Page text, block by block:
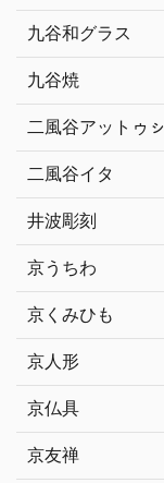
九谷和グラス
九谷焼
二風谷アットゥㇱ
二風谷イタ
井波彫刻
京うちわ
京くみひも
京人形
京仏具
京友禅